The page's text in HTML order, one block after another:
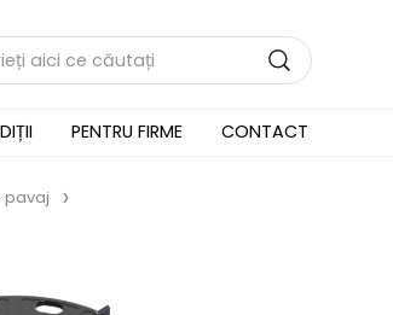
PENTRU FIRME CONTACT
pavaj